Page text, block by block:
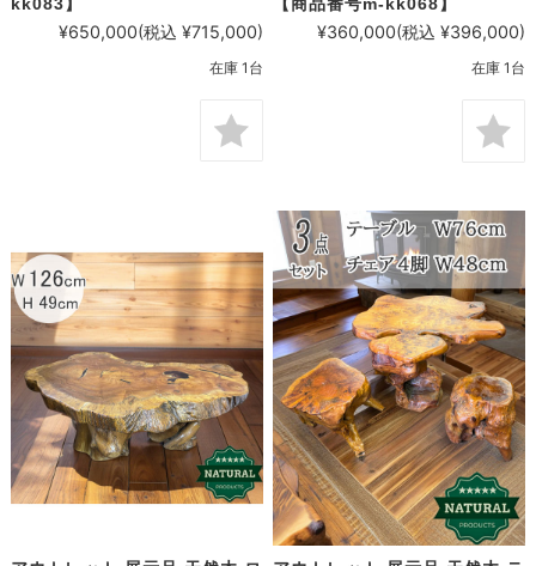
¥650,000(税込 ¥715,000)
在庫 1台
¥360,000(税込 ¥396,000)
在庫 1台